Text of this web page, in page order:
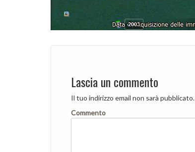
Lascia un commento
Il tuo indirizzo email non sarà pubblicato.
Commento